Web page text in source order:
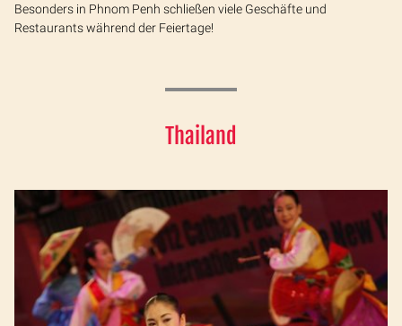
Besonders in Phnom Penh schließen viele Geschäfte und
Restaurants während der Feiertage!
Thailand